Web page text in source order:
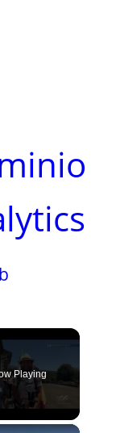
Playing